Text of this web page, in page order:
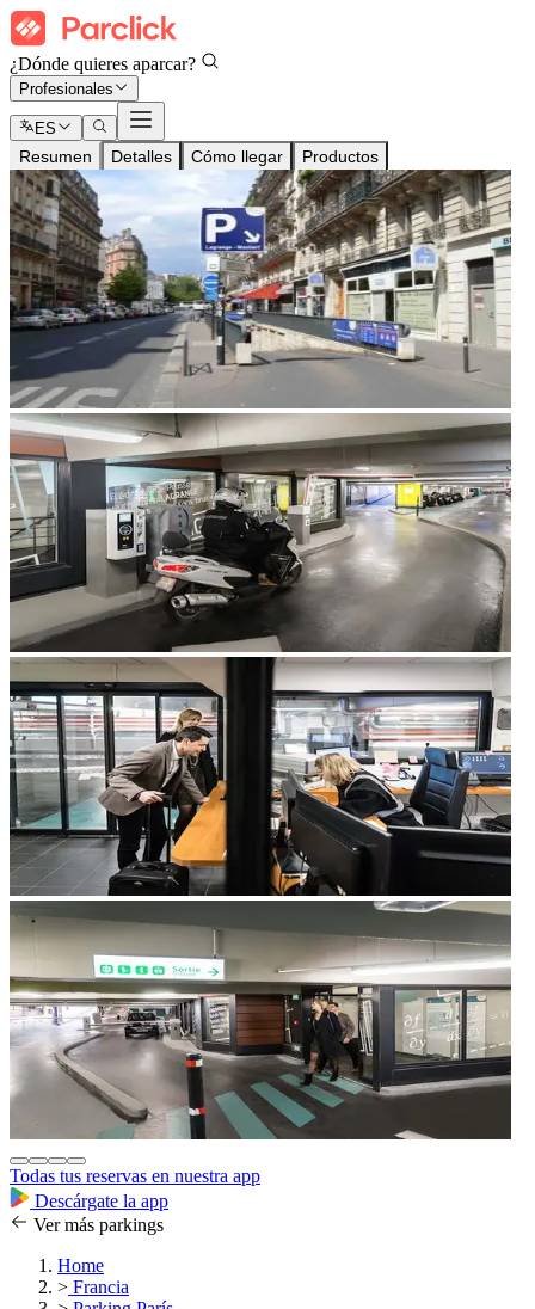
¿Dónde quieres aparcar?
Profesionales
ES
Resumen Detalles Cómo llegar Productos
Todas tus reservas en nuestra app
Descárgate la app
Ver más parkings
Home
> Francia